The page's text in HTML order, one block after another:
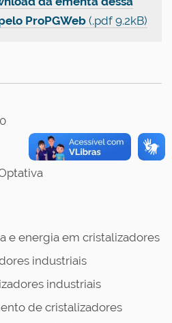
ProPGWeb (.pdf 9.2kB)
e energia em cristalizadores
industriais
industriais
de cristalizadores